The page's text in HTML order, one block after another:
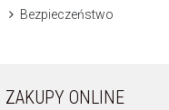
Bezpieczeństwo
ZAKUPY ONLINE